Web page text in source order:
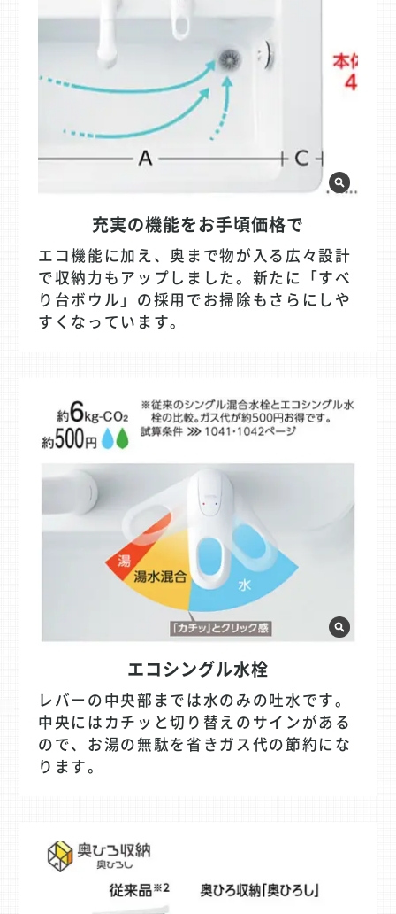
充実の機能をお手頃価格で
エコ機能に加え、奥まで物が入る広々設計
で収納力もアップしました。新たに「すべ
り台ボウル」の採用でお掃除もさらにしや
すくなっています。
エコシングル水栓
レバーの中央部までは水のみの吐水です。
中央にはカチッと切り替えのサインがある
ので、お湯の無駄を省きガス代の節約にな
ります。